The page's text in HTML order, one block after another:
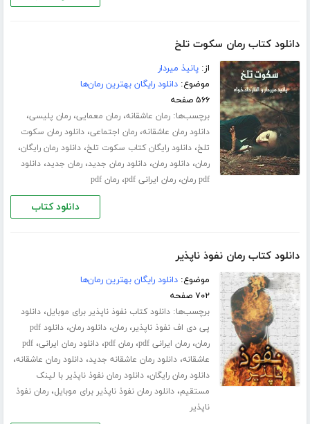
دانلود کتاب رمان سکوت تلخ
از:پانیذ میردار
موضوع:دانلود رایگان بهترین رمان‌ها
۵۶۶ صفحه
برچسب‌ها:رمان عاشقانه،رمان معمایی،رمان پلیسی،
دانلود رمان عاشقانه،رمان اجتماعی،دانلود رمان سکوت
تلخ،دانلود رایگان کتاب سکوت تلخ،دانلود رمان رایگان،
رمان،دانلود رمان،دانلود رمان جدید،رمان جدید،دانلود
pdf رمان
،رمان ایرانی pdf ،رمان pdf
دانلود کتاب
دانلود کتاب رمان نفوذ ناپذیر
موضوع:دانلود رایگان بهترین رمان‌ها
۷۰۲ صفحه
برچسب‌ها:دانلود کتاب نفوذ ناپذیر برای موبایل،دانلود
پی دی اف نفوذ ناپذیر،رمان،دانلود رمان،
دانلود pdf
رمان،رمان ایرانی pdf ،رمان pdf ،دانلود رمان ایرانی،pdf
عاشقانه،دانلود رمان عاشقانه جدید،دانلود رمان عاشقانه،
دانلود رمان رایگان،دانلود رمان نفوذ ناپذیر با لینک
مستقیم،دانلود رمان نفوذ ناپذیر برای موبایل،رمان نفوذ
ناپذیر